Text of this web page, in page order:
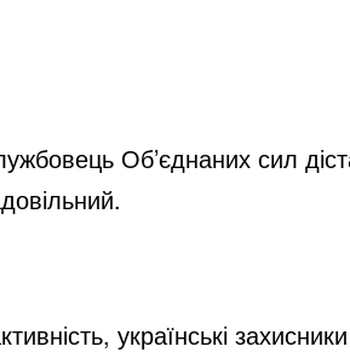
Об’єднаних сил
українські